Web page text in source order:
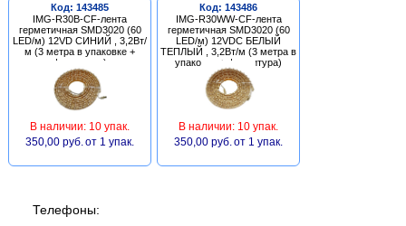
Код: 143485
IMG-R30B-CF-лента
герметичная SMD3020 (60
LED/м) 12VD СИНИЙ , 3,2Вт/
м (3 метра в упаковке +
фурнитура)
В наличии: 10 упак.
350,00 руб. от 1 упак.
Код: 143486
IMG-R30WW-CF-лента
герметичная SMD3020 (60
LED/м) 12VDC БЕЛЫЙ
ТЕПЛЫЙ , 3,2Вт/м (3 метра в
упаковке + фурнитура)
В наличии: 10 упак.
350,00 руб. от 1 упак.
Телефоны: